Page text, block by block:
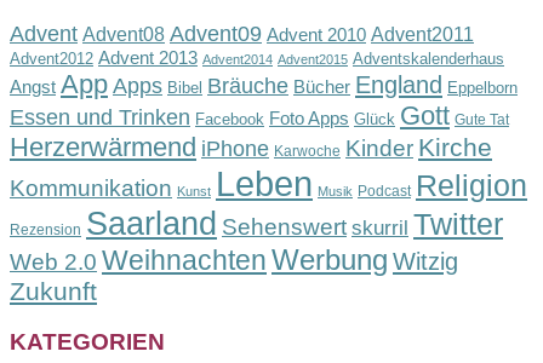
Advent Advent08 Advent09 Advent 2010 Advent2011
Advent2012 Advent 2013 Advent2014 Advent2015 Adventskalenderhaus
Angst App Apps Bibel Bräuche Bücher England Eppelborn
Essen und Trinken Facebook Foto Apps Glück Gott Gute Tat
Herzerwärmend iPhone Karwoche Kinder Kirche
Kommunikation Kunst Leben Musik Podcast Religion
Rezension Saarland Sehenswert skurril Twitter
Web 2.0 WeihnachtenWerbung Witzig
Zukunft
KATEGORIEN